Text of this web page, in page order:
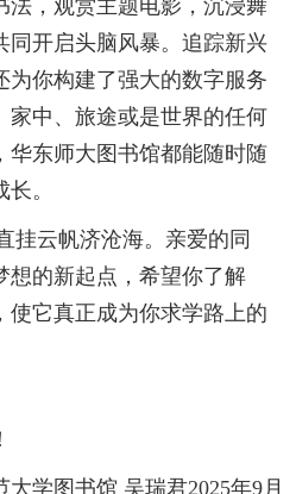
法，观赏主题电影，沉浸舞
同开启头脑风暴。追踪新兴
为你构建了强大的数字服务
家中、旅途或是世界的任何
华东师大图书馆都能随时随
。
云帆济沧海。亲爱的同
想的新起点，希望你了解
使它真正成为你求学路上的
大学图书馆 吴瑞君2025年9月